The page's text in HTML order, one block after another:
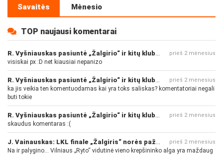
Savaitės Mėnesio
TOP naujausi komentarai
R. Vyšniauskas pasiuntė „Žalgirio“ ir kitų klubų fanus prieš 2 mėnesius
visiskai px :D net kiausiai nepanizo
R. Vyšniauskas pasiuntė „Žalgirio“ ir kitų klubų fanus prieš 2 mėnesius
ka jis veikia ten komentuodamas kai yra toks saliskas? komentatoriai negali
buti tokie
R. Vyšniauskas pasiuntė „Žalgirio“ ir kitų klubų fanus prieš 2 mėnesius
skaudus komentaras :(
J. Vainauskas: LKL finale „Žalgiris“ norės pažeminti „Rytą“ prieš 2 mėnesius
Na ir palygino... Vilniaus „Ryto“ vidutinė vieno krepšininko alga yra maždaug